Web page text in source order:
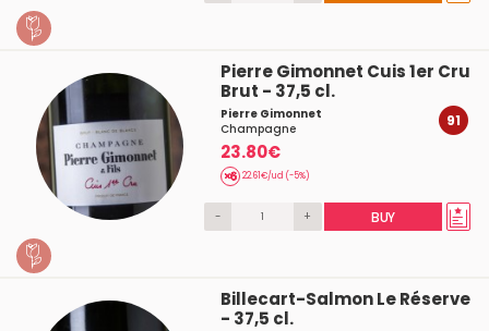
Pierre Gimonnet Cuis 1er Cru
Brut - 37,5 cl.
Pierre Gimonnet
Champagne
23.80€
22.61€/ud (-5%)
91
- + BUY
Billecart-Salmon Le Réserve
- 37,5 cl.